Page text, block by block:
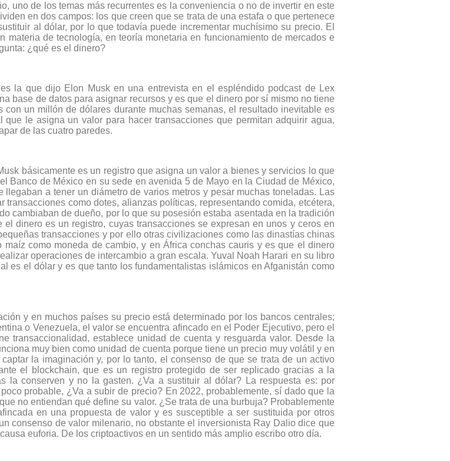
uno de los temas más recurrentes es la conveniencia o no de invertir en este
en dos campos: los que creen que se trata de una estafa o que pertenece
al dólar, por lo que todavía puede incrementar muchísimo su precio. El
de tecnología, en teoría monetaria en funcionamiento de mercados e
¿qué es el dinero?
la que dijo Elon Musk en una entrevista en el espléndido podcast de Lex
base de datos para asignar recursos y es que el dinero por sí mismo no tiene
un millón de dólares durante muchas semanas, el resultado inevitable es
le asigna un valor para hacer transacciones que permitan adquirir agua,
de las cuatro paredes.
básicamente es un registro que asigna un valor a bienes y servicios lo que
Banco de México en su sede en avenida 5 de Mayo en la Ciudad de México,
a tener un diámetro de varios metros y pesar muchas toneladas. Las
como dotes, alianzas políticas, representando comida, etcétera,
cambiaban de dueño, por lo que su posesión estaba asentada en la tradición
dinero es un registro, cuyas transacciones se expresan en unos y ceros en
transacciones y por ello otras civilizaciones como las dinastías chinas
como moneda de cambio, y en África conchas cauris y es que el dinero
operaciones de intercambio a gran escala. Yuval Noah Harari en su libro
el dólar y es que tanto los fundamentalistas islámicos en Afganistán como
y en muchos países su precio está determinado por los bancos centrales;
o Venezuela, el valor se encuentra afincado en el Poder Ejecutivo, pero el
transaccionalidad, establece unidad de cuenta y resguarda valor. Desde la
muy bien como unidad de cuenta porque tiene un precio muy volátil y en
la imaginación y, por lo tanto, el consenso de que se trata de un activo
el blockchain, que es un registro protegido de ser replicado gracias a la
la conserven y no la gasten. ¿Va a sustituir al dólar? La respuesta es: por
probable, ¿Va a subir de precio? En 2022, probablemente, sí dado que la
no entiendan qué define su valor. ¿Se trata de una burbuja? Probablemente
en una propuesta de valor y es susceptible a ser sustituida por otros
consenso de valor milenario, no obstante el inversionista Ray Dalio dice que
euforia. De los criptoactivos en un sentido más amplio escribo otro día.